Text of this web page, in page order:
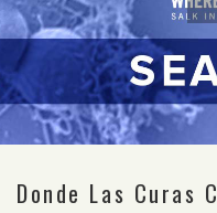
Donde Las Curas